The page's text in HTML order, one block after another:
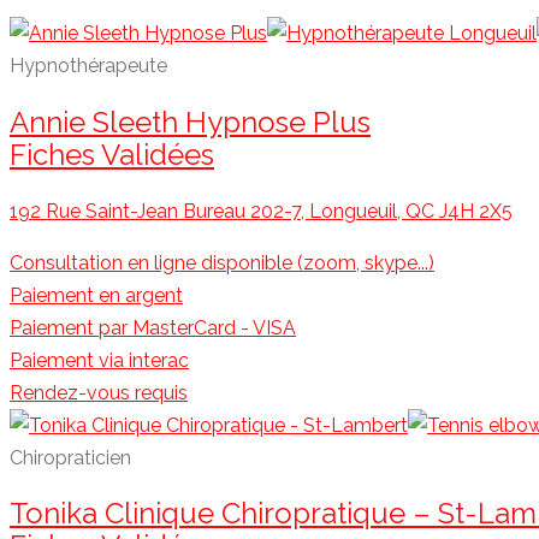
Hypnothérapeute
Annie Sleeth Hypnose Plus
Fiches Validées
192 Rue Saint-Jean Bureau 202-7, Longueuil, QC J4H 2X5
Consultation en ligne disponible (zoom, skype...)
Paiement en argent
Paiement par MasterCard - VISA
Paiement via interac
Rendez-vous requis
Chiropraticien
Tonika Clinique Chiropratique – St-